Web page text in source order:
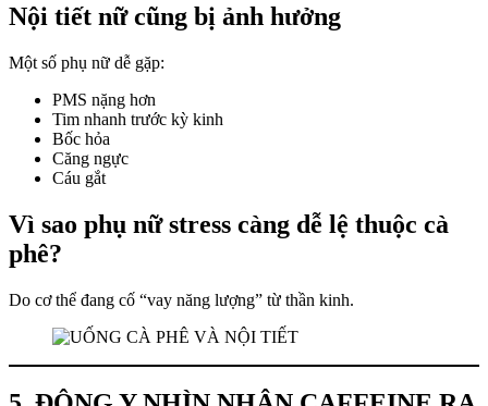
Nội tiết nữ cũng bị ảnh hưởng
Một số phụ nữ dễ gặp:
PMS nặng hơn
Tim nhanh trước kỳ kinh
Bốc hỏa
Căng ngực
Cáu gắt
Vì sao phụ nữ stress càng dễ lệ thuộc cà
phê?
Do cơ thể đang cố “vay năng lượng” từ thần kinh.